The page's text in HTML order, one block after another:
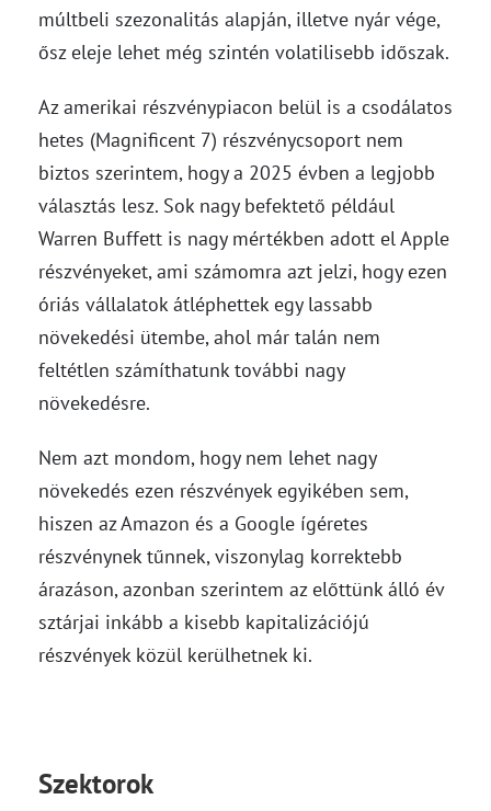
múltbeli szezonalitás alapján, illetve nyár vége,
ősz eleje lehet még szintén volatilisebb időszak.
Az amerikai részvénypiacon belül is a csodálatos
hetes (Magnificent 7) részvénycsoport nem
biztos szerintem, hogy a 2025 évben a legjobb
választás lesz. Sok nagy befektető például
Warren Buffett is nagy mértékben adott el Apple
részvényeket, ami számomra azt jelzi, hogy ezen
óriás vállalatok átléphettek egy lassabb
növekedési ütembe, ahol már talán nem
feltétlen számíthatunk további nagy
növekedésre.
Nem azt mondom, hogy nem lehet nagy
növekedés ezen részvények egyikében sem,
hiszen az Amazon és a Google ígéretes
részvénynek tűnnek, viszonylag korrektebb
árazáson, azonban szerintem az előttünk álló év
sztárjai inkább a kisebb kapitalizációjú
részvények közül kerülhetnek ki.
Szektorok